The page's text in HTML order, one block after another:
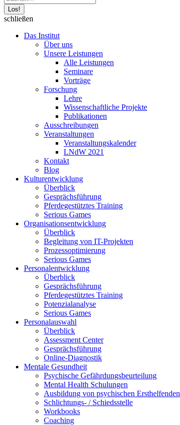
schließen
Das Institut
Über uns
Unsere Leistungen
Alle Leistungen
Seminare
Vorträge
Forschung
Lehre
Wissenschaftliche Projekte
Publikationen
Ausschreibungen
Veranstaltungen
Veranstaltungskalender
LNdW 2021
Kontakt
Blog
Kulturentwicklung
Überblick
Gesprächsführung
Pferdegestütztes Training
Serious Games
Organisationsentwicklung
Überblick
Begleitung von IT-Projekten
Prozessoptimierung
Serious Games
Personalentwicklung
Überblick
Gesprächsführung
Pferdegestütztes Training
Potenzialanalyse
Serious Games
Personalauswahl
Überblick
Assessment Center
Gesprächsführung
Online-Diagnostik
Mentale Gesundheit
Psychische Gefährdungs­beurteilung
Mental Health Schulungen
Ausbildung von psychischen Ersthelfenden
Schlichtungs- / Schiedsstelle
Workbooks
Coaching